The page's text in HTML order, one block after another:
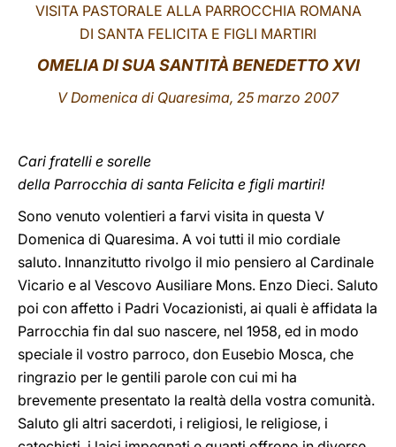
VISITA PASTORALE ALLA PARROCCHIA ROMANA
DI SANTA FELICITA E FIGLI MARTIRI
OMELIA DI SUA SANTITÀ BENEDETTO XVI
V Domenica di Quaresima, 25 marzo 2007
Cari fratelli e sorelle
della Parrocchia di santa Felicita e figli martiri!
Sono venuto volentieri a farvi visita in questa V
Domenica di Quaresima. A voi tutti il mio cordiale
saluto. Innanzitutto rivolgo il mio pensiero al Cardinale
Vicario e al Vescovo Ausiliare Mons. Enzo Dieci. Saluto
poi con affetto i Padri Vocazionisti, ai quali è affidata la
Parrocchia fin dal suo nascere, nel 1958, ed in modo
speciale il vostro parroco, don Eusebio Mosca, che
ringrazio per le gentili parole con cui mi ha
brevemente presentato la realtà della vostra comunità.
Saluto gli altri sacerdoti, i religiosi, le religiose, i